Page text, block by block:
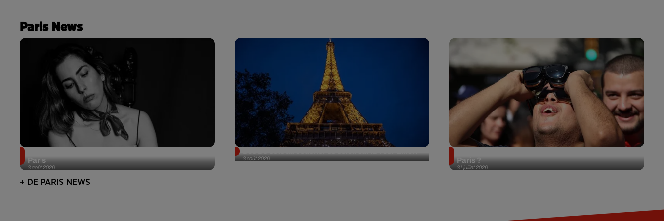
Paris News
3 août 2026
Paris
3 août 2026
31 juillet 2026
Paris ?
+ DE PARIS NEWS